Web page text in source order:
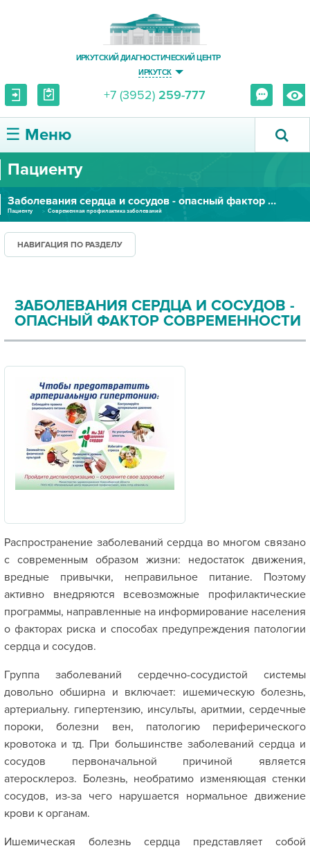
ИРКУТСКИЙ ДИАГНОСТИЧЕСКИЙ ЦЕНТР
ИРКУТСК
+7 (3952) 259-777
☰ Меню
О ЦЕНТРЕ
УСЛУГИ И ЦЕНЫ
ПАЦИЕНТУ
ПРАВОВАЯ ИНФОРМАЦИЯ
Пациенту
Заболевания сердца и сосудов - опасный фактор современности
Пациенту Современная профилактика заболеваний
НАВИГАЦИЯ ПО РАЗДЕЛУ
ЗАБОЛЕВАНИЯ СЕРДЦА И СОСУДОВ -
ОПАСНЫЙ ФАКТОР СОВРЕМЕННОСТИ
Распространение заболеваний сердца во многом связано
с современным образом жизни: недостаток движения,
вредные привычки, неправильное питание. Поэтому
активно внедряются всевозможные профилактические
программы, направленные на информирование населения
о факторах риска и способах предупреждения патологии
сердца и сосудов.
Группа заболеваний сердечно-сосудистой системы
довольно обширна и включает: ишемическую болезнь,
артериальну. гипертензию, инсульты, аритмии, сердечные
пороки, болезни вен, патологию периферического
кровотока и тд. При большинстве заболеваний сердца и
сосудов первоначальной причиной является
атеросклероз. Болезнь, необратимо изменяющая стенки
сосудов, из-за чего нарушается нормальное движение
крови к органам.
Ишемическая болезнь сердца представляет собой